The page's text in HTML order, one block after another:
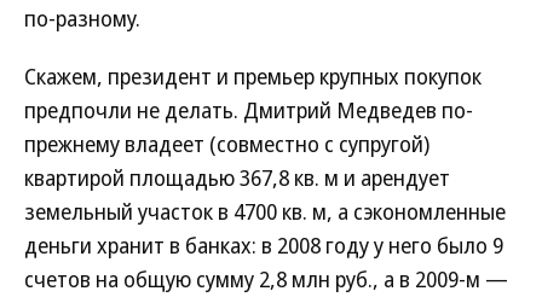
по-разному.
Скажем, президент и премьер крупных покупок
предпочли не делать. Дмитрий Медведев по-
прежнему владеет (совместно с супругой)
квартирой площадью 367,8 кв. м и арендует
земельный участок в 4700 кв. м, а сэкономленные
деньги хранит в банках: в 2008 году у него было 9
счетов на общую сумму 2,8 млн руб., а в 2009-м —